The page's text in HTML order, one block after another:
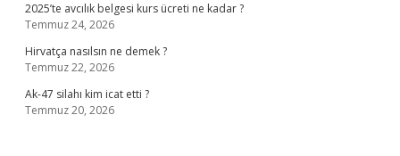
2025’te avcılık belgesi kurs ücreti ne kadar ?
Temmuz 24, 2026
Hirvatça nasılsın ne demek ?
Temmuz 22, 2026
Ak-47 silahı kim icat etti ?
Temmuz 20, 2026